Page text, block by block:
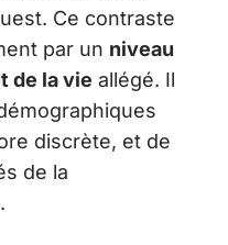
Ce contraste
par un niveau
de la vie allégé. Il
discrète, et de
de la